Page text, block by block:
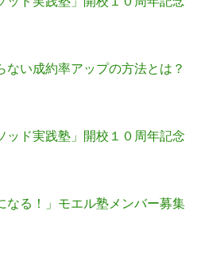
ない成約率アップの方法とは？
ッド実践塾」開校１０周年記念
始！この機会に売り上げアップ
なる！」モエル塾メンバー募集